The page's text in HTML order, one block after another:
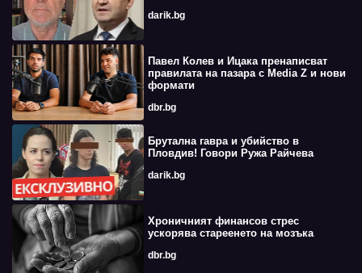
darik.bg
Павел Колев и Ицака пренаписват
правилата на пазара с Media Z и нови
формати
dbr.bg
Брутална гавра и убийство в
Пловдив! Говори Ружа Райчева
darik.bg
Хроничният финансов стрес
ускорява стареенето на мозъка
dbr.bg